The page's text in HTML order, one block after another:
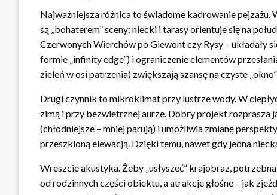
Najważniejsza różnica to świadome kadrowanie
są „bohaterem” sceny: niecki i tarasy orientuje się na
Czerwonych Wierchów po Giewont czy Rysy – układały
formie „infinity edge”) i ograniczenie elementów
zieleń w osi patrzenia) zwiększają szansę na czyste
Drugi czynnik to mikroklimat przy lustrze wody. W
zimą i przy bezwietrznej aurze. Dobry projekt rozprasza
(chłodniejsze – mniej parują) i umożliwia zmianę
przeszkloną elewacją. Dzięki temu, nawet gdy jedna
Wreszcie akustyka. Żeby „usłyszeć” krajobraz,
od rodzinnych części obiektu, a atrakcje głośne – jak